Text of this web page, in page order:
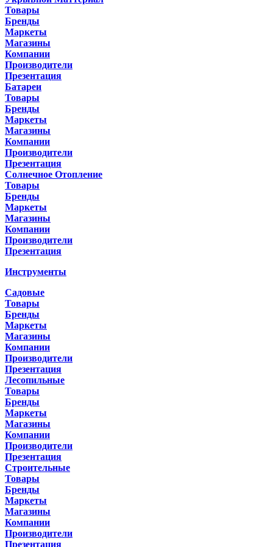
Товары
Бренды
Маркеты
Магазины
Компании
Производители
Презентация
Батареи
Товары
Бренды
Маркеты
Магазины
Компании
Производители
Презентация
Солнечное Отопление
Товары
Бренды
Маркеты
Магазины
Компании
Производители
Презентация
Инструменты
Садовые
Товары
Бренды
Маркеты
Магазины
Компании
Производители
Презентация
Лесопильные
Товары
Бренды
Маркеты
Магазины
Компании
Производители
Презентация
Строительные
Товары
Бренды
Маркеты
Магазины
Компании
Производители
Презентация